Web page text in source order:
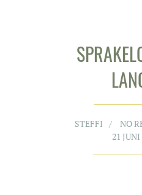
STEFFI
NO
21